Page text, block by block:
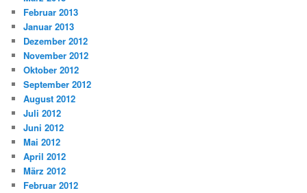
Februar 2013
Januar 2013
Dezember 2012
November 2012
Oktober 2012
September 2012
August 2012
Juli 2012
Juni 2012
Mai 2012
April 2012
März 2012
Februar 2012